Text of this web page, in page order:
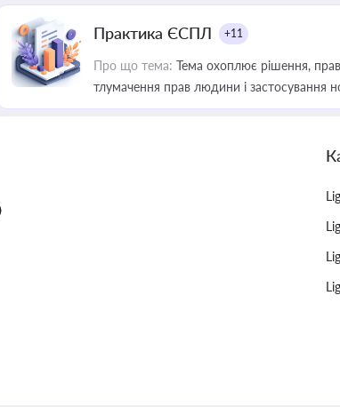
Практика ЄСПЛ +11
Про що тема: Тема охоплює рішення,
тлумачення прав людини і застосування